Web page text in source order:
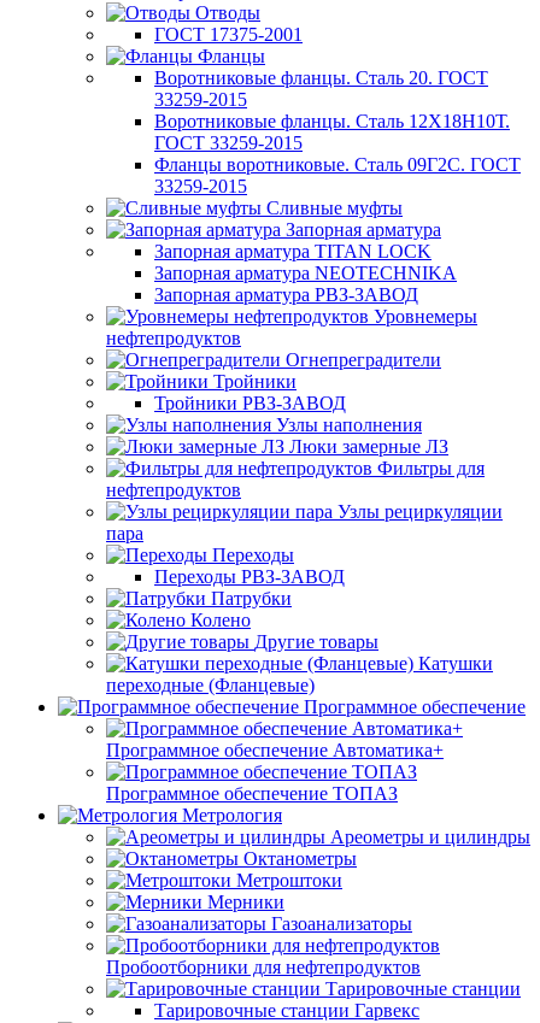
Отводы
ГОСТ 17375-2001
Фланцы
Воротниковые фланцы. Сталь 20. ГОСТ
33259-2015
Воротниковые фланцы. Сталь 12Х18Н10Т.
ГОСТ 33259-2015
Фланцы воротниковые. Сталь 09Г2С. ГОСТ
33259-2015
Сливные муфты
Запорная арматура
Запорная арматура TITAN LOCK
Запорная арматура NEOTECHNIKA
Запорная арматура РВЗ-ЗАВОД
Уровнемеры
нефтепродуктов
Огнепреградители
Тройники
Тройники РВЗ-ЗАВОД
Узлы наполнения
Люки замерные ЛЗ
Фильтры для
нефтепродуктов
Узлы рециркуляции
пара
Переходы
Переходы РВЗ-ЗАВОД
Патрубки
Колено
Другие товары
Катушки
переходные (Фланцевые)
Программное обеспечение
Программное обеспечение Автоматика+
Программное обеспечение ТОПАЗ
Метрология
Ареометры и цилиндры
Октанометры
Метроштоки
Мерники
Газоанализаторы
Пробоотборники для нефтепродуктов
Тарировочные станции
Тарировочные станции Гарвекс